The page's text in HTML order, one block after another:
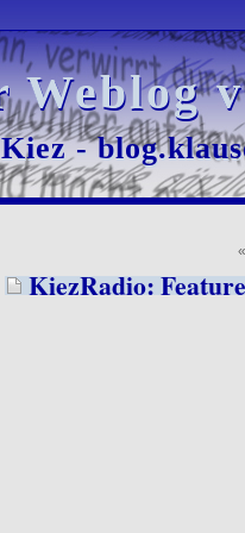
Weblog
Weblog
-
-
«
KiezRadio: